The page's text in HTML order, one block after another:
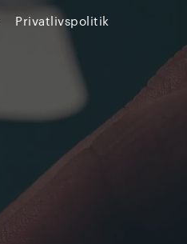
Privatlivspolitik